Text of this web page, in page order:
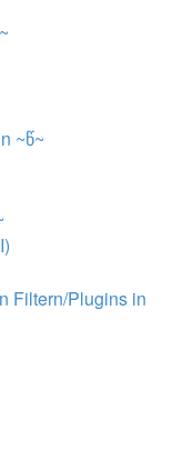
~წ~
Filtern/Plugins in